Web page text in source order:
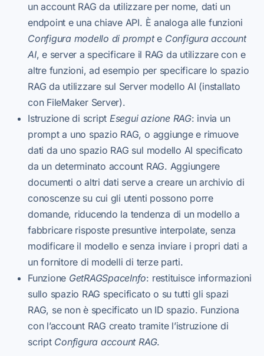
un account RAG da utilizzare per nome, dati un
endpoint e una chiave API. È analoga alle funzioni
Configura modello di prompte Configura account
AI, e server a specificare il RAG da utilizzare con e
altre funzioni, ad esempio per specificare lo spazio
RAG da utilizzare sul Server modello AI (installato
con FileMaker Server).
Istruzione di script Esegui azione RAG: invia un
prompt a uno spazio RAG, o aggiunge e rimuove
dati da uno spazio RAG sul modello AI specificato
da un determinato account RAG. Aggiungere
documenti o altri dati serve a creare un archivio di
conoscenze su cui gli utenti possono porre
domande, riducendo la tendenza di un modello a
fabbricare risposte presuntive interpolate, senza
modificare il modello e senza inviare i propri dati a
un fornitore di modelli di terze parti.
Funzione GetRAGSpaceInfo: restituisce informazioni
sullo spazio RAG specificato o su tutti gli spazi
RAG, se non è specificato un ID spazio. Funziona
con l’account RAG creato tramite l’istruzione di
script Configura account RAG.